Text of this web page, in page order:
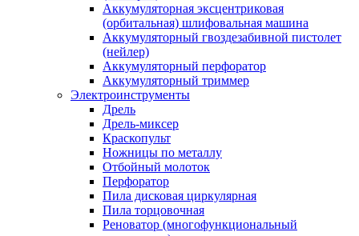
Аккумуляторная эксцентриковая
(орбитальная) шлифовальная машина
Аккумуляторный гвоздезабивной пистолет
(нейлер)
Аккумуляторный перфоратор
Аккумуляторный триммер
Электроинструменты
Дрель
Дрель-миксер
Краскопульт
Ножницы по металлу
Отбойный молоток
Перфоратор
Пила дисковая циркулярная
Пила торцовочная
Реноватор (многофункциональный